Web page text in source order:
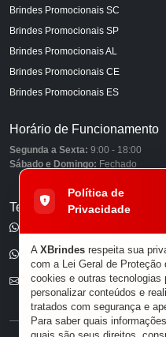
Brindes Promocionais SC
Brindes Promocionais SP
Brindes Promocionais AL
Brindes Promocionais CE
Brindes Promocionais ES
Horário de Funcionamento
Segunda a Sexta: 9:00 - 18:00
Sábado e Domingo: Fechado
Telefones
(11) 96585-7462
E-mail
Política de
Privacidade
A XBrindes respeita sua
com a Lei Geral de Proteção
cookies e outras tecnologias
personalizar conteúdos e
tratados com segurança e
Para saber quais